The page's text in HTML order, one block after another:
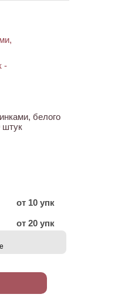
белого
штук
от 10 упк
от 20 упк